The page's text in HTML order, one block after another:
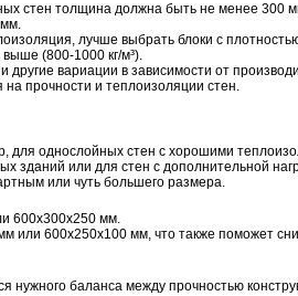
стен толщина должна быть не менее 300
лучше выбрать блоки с
(800-1000 кг/м³).
вариации в зависимости от
на прочности и теплоизоляции стен.
для однослойных стен с хорошими
зданий или для стен с дополнительной
или чуть большего размера.
600x300x250 мм.
или 600x250x100 мм, что также поможет
нужного баланса между прочностью